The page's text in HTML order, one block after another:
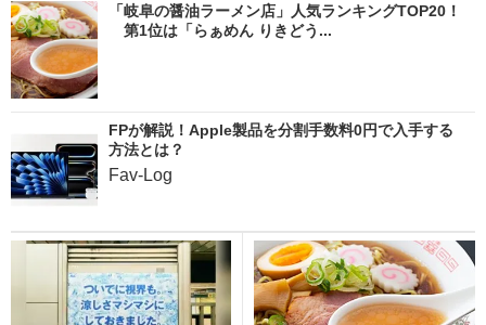
「岐阜の醤油ラーメン店」人気ランキングTOP20！
第1位は「らぁめん りきどう...
FPが解説！Apple製品を分割手数料0円で入手する
方法とは？
Fav-Log